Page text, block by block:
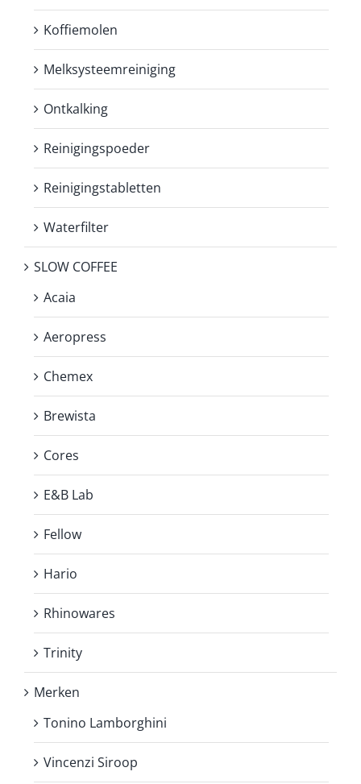
Koffiemolen
Melksysteemreiniging
Ontkalking
Reinigingspoeder
Reinigingstabletten
Waterfilter
SLOW COFFEE
Acaia
Aeropress
Chemex
Brewista
Cores
E&B Lab
Fellow
Hario
Rhinowares
Trinity
Merken
Tonino Lamborghini
Vincenzi Siroop